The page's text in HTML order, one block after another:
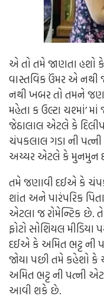
એ તો તમે જાણતા હશો
વાસ્તવિક ઉંમર એ નથી
નથી ખબર તો તમને
મહેતા ક ઉલ્ટા ચશ્માં’
જેઠાલાલ એટલે કે
ચંપકલાલ ગડા ની
અય્યર એટલે કે મુનમુન
તમે જણાવી દઈએ કે
શાંત અને પારંપરિક
એટલા જ રોમેન્ટિક છે. તે
ફોટો સોશિયલ
દઈએ કે અમિત ભટ્ટ ની
જોયા પછી તમે કહેશો
અમિત ભટ્ટ ની પત્ની
આવી શકે છે.